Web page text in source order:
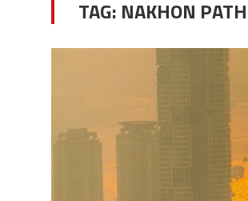
TAG: NAKHON